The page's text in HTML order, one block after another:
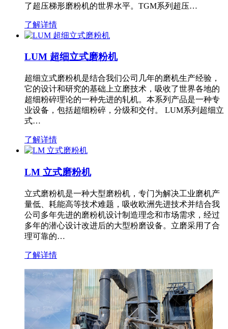
了超压梯形磨粉机的世界水平。TGM系列超压…
了解详情
LUM 超细立式磨粉机
超细立式磨粉机是结合我们公司几年的磨机生产经验，
它的设计和研究的基础上立磨技术，吸收了世界各地的
超细粉碎理论的一种先进的轧机。本系列产品是一种专
业设备，包括超细粉碎，分级和交付。 LUM系列超细立
式…
了解详情
LM 立式磨粉机
立式磨粉机是一种大型磨粉机，专门为解决工业磨机产
量低、耗能高等技术难题，吸收欧洲先进技术并结合我
公司多年先进的磨粉机设计制造理念和市场需求，经过
多年的潜心设计改进后的大型粉磨设备。立磨采用了合
理可靠的…
了解详情